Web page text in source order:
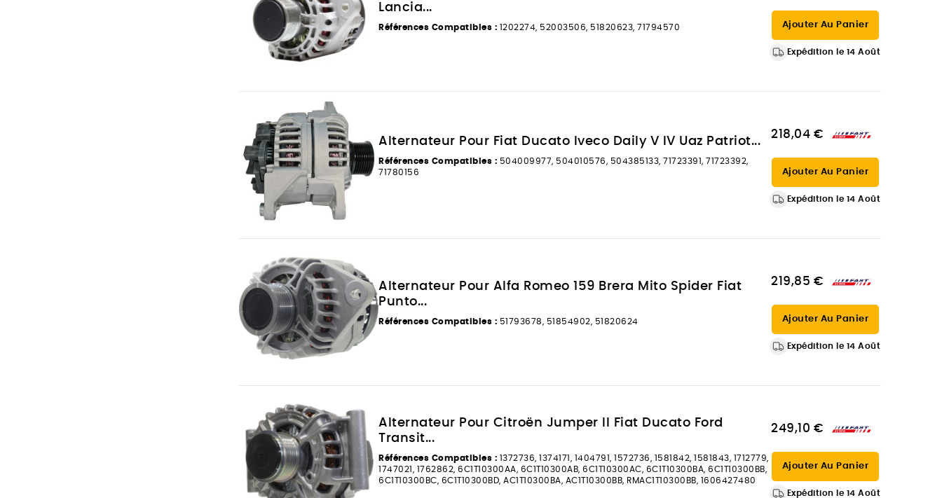
Lancia...
Références Compatibles : 1202274, 52003506, 51820623, 71794570 Ajouter Au Panier
Expédition le 14 Août
Alternateur Pour Fiat Ducato Iveco Daily V IV Uaz Patriot...
Références Compatibles : 504009977, 504010576, 504385133, 71723391, 71723392,
71780156
218,04 €
Ajouter Au Panier
Expédition le 14 Août
Alternateur Pour Alfa Romeo 159 Brera Mito Spider Fiat
Punto...
Références Compatibles : 51793678, 51854902, 51820624
219,85 €
Ajouter Au Panier
Expédition le 14 Août
Alternateur Pour Citroën Jumper II Fiat Ducato Ford
Transit...
Références Compatibles : 1372736, 1374171, 1404791, 1572736, 1581842, 1581843, 1712779,
1747021, 1762862, 6C1T10300AA, 6C1T10300AB, 6C1T10300AC, 6C1T10300BA, 6C1T10300BB,
6C1T10300BC, 6C1T10300BD, AC1T10300BA, AC1T10300BB, RMAC1T10300BB, 1606427480
249,10 €
Ajouter Au Panier
Expédition le 14 Août